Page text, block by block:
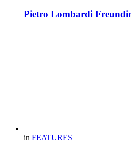
Pietro Lombardi
in FEATURES